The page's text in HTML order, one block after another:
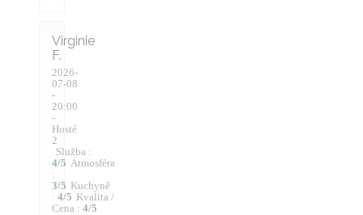
Virginie
F
2026-
07-08
-
20:00
-
Hosté
2
Služba :
4/5 Atmosféra
:
3/5 Kuchyně
: 4/5 Kvalita /
Cena : 4/5